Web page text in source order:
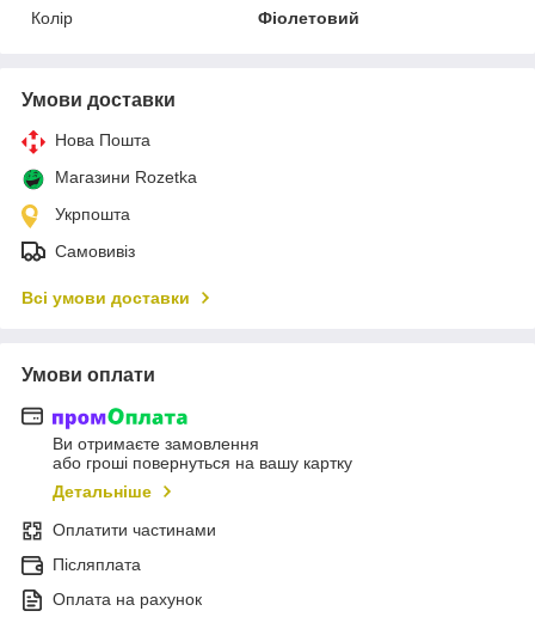
Колір
Фіолетовий
Умови доставки
Нова Пошта
Магазини Rozetka
Укрпошта
Самовивіз
Всі умови доставки
Умови оплати
Ви отримаєте замовлення
або гроші повернуться на вашу картку
Детальніше
Оплатити частинами
Післяплата
Оплата на рахунок